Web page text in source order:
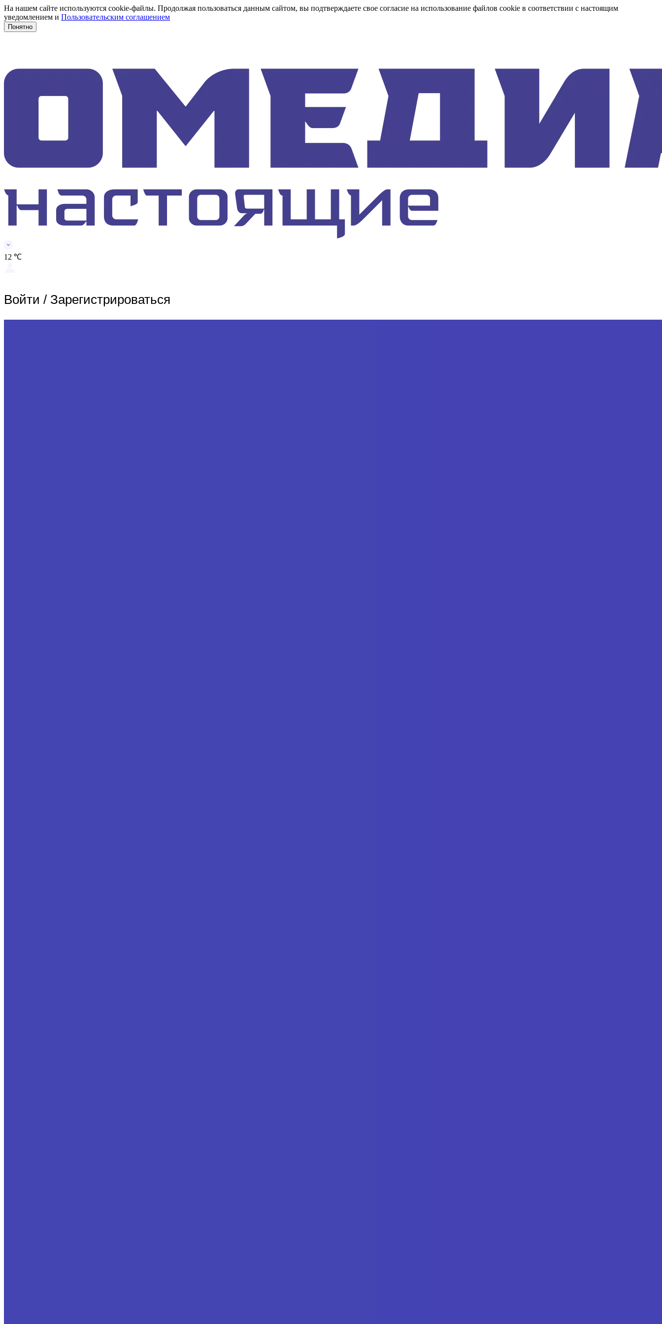
На нашем сайте используются cookie-файлы. Продолжая пользоваться данным сайтом, вы подтверждаете свое согласие на использование файлов cookie в соответствии с настоящим
уведомлением и Пользовательским соглашением
Понятно
12 ℃
Войти / Зарегистрироваться